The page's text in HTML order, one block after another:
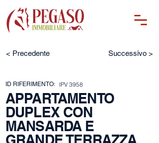
< Precedente Successivo >
ID RIFERIMENTO: IPV 3958
APPARTAMENTO
DUPLEX CON
MANSARDA E